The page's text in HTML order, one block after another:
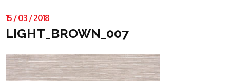
15 /03 /2018
LIGHT_BROWN_007